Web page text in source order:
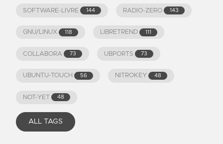
SOFTWARE-LIVRE 144 RADIO-ZERO 143
GNU/LINUX 118 LIBRETREND 111
COLLABORA 73 UBPORTS 73
UBUNTU-TOUCH 56 NITROKEY 48
NOT-YET 48
ALL TAGS